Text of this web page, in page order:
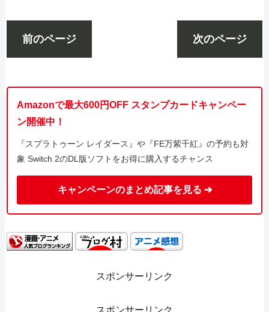
前のページ 次のページ
Amazonで最大600円OFF スタンプカードキャンペー
ン開催中！
『スプラトゥーン レイダース』や『FE万紫千紅』の予約も対
象 Switch 2のDL版ソフトをお得に購入するチャンス
キャンペーンのまとめ記事を見る ➔
スポンサーリンク